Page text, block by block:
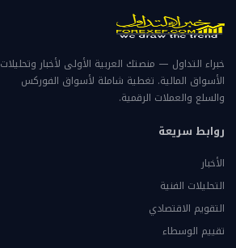
خبراء التداول — منصتك العربية الأولى لأخبار وتحليلات
الأسواق المالية. تغطية شاملة لأسواق الفوركس
والسلع والعملات الرقمية.
روابط سريعة
الأخبار
التحليلات الفنية
التقويم الاقتصادي
تقييم الوسطاء